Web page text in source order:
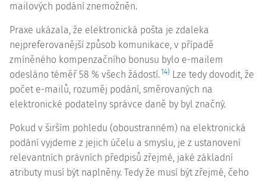
mailových podání znemožněn.
Praxe ukázala, že elektronická pošta je zdaleka
nejpreferovanější způsob komunikace, v případě
zmíněného kompenzačního bonusu bylo e-mailem
odesláno téměř 58 % všech žádostí.14) Lze tedy dovodit, že
počet e-mailů, rozuměj podání, směrovaných na
elektronické podatelny správce daně by byl značný.
Pokud v širším pohledu (oboustranném) na elektronická
podání vyjdeme z jejich účelu a smyslu, je z ustanovení
relevantních právních předpisů zřejmé, jaké základní
atributy musí být naplněny. Tedy že musí být zřejmé, čeho